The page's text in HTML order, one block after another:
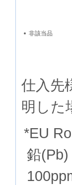
非該当品
仕入先
明した
*EU
鉛